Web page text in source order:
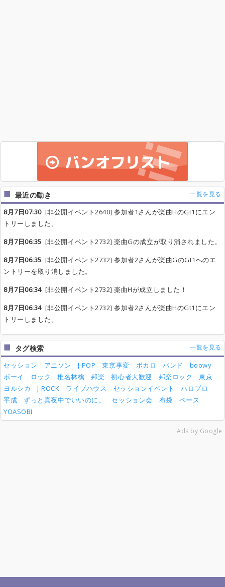
最近の動き 一覧を見る
8月7日07:30[非公開イベント2640] 参加者1さんが楽曲HのGt1にエン
トリーしました。
8月7日06:35 [非公開イベント2732] 楽曲Gの成立が取り消されました。
8月7日06:35 [非公開イベント2732] 参加者2さんが楽曲GのGt1へのエ
ントリーを取り消しました。
8月7日06:34[非公開イベント2732] 楽曲Hが成立しました！
8月7日06:34[非公開イベント2732] 参加者2さんが楽曲HのGt1にエン
トリーしました。
タグ検索 一覧を見る
セッション アニソン J-POP 東京事変 ボカロ バンド
boowy
ボーイ
ロック 椎名林檎 邦楽 初心者大歓迎 邦楽ロック
東京
ヨルシカ
J-ROCK ライブハウス セッションイベント
ハロプロ
平成
ずっと真夜中でいいのに。 セッション会 布袋
ベース
YOASOBI
Ads by Google